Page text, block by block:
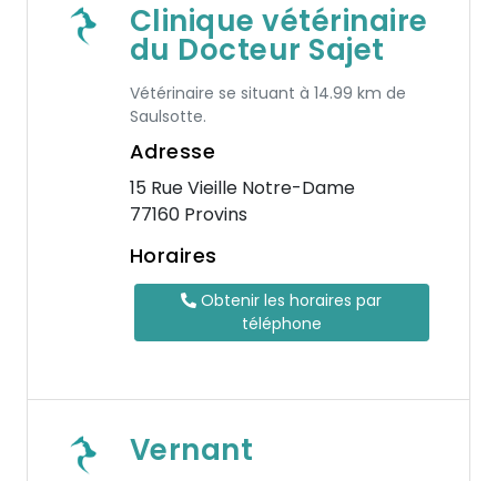
Clinique vétérinaire
du Docteur Sajet
Vétérinaire se situant à 14.99 km de
Saulsotte.
Adresse
15 Rue Vieille Notre-Dame
77160 Provins
Horaires
Obtenir les horaires par
téléphone
Vernant